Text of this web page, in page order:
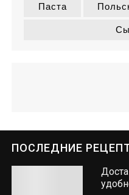
Паста
ПОСЛЕДНИЕ